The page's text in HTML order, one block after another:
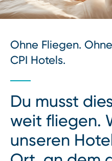
Ohne Fliegen.
CPI Hotels.
Du musst
weit fliegen.
unseren